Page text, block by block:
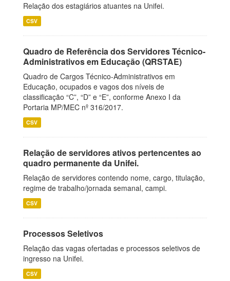
Relação dos estagiários atuantes na Unifei.
CSV
Quadro de Referência dos Servidores Técnico-
Administrativos em Educação (QRSTAE)
Quadro de Cargos Técnico-Administrativos em
Educação, ocupados e vagos dos níveis de
classificação “C”, “D” e “E”, conforme Anexo I da
Portaria MP/MEC nº 316/2017.
CSV
Relação de servidores ativos pertencentes ao
quadro permanente da Unifei.
Relação de servidores contendo nome, cargo, titulação,
regime de trabalho/jornada semanal, campi.
CSV
Processos Seletivos
Relação das vagas ofertadas e processos seletivos de
ingresso na Unifei.
CSV